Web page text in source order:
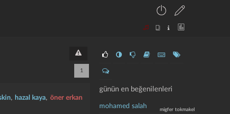
günün en beğenilenleri
mohamed salah migfer tokmakel
1
, hazal kaya, öner erkan